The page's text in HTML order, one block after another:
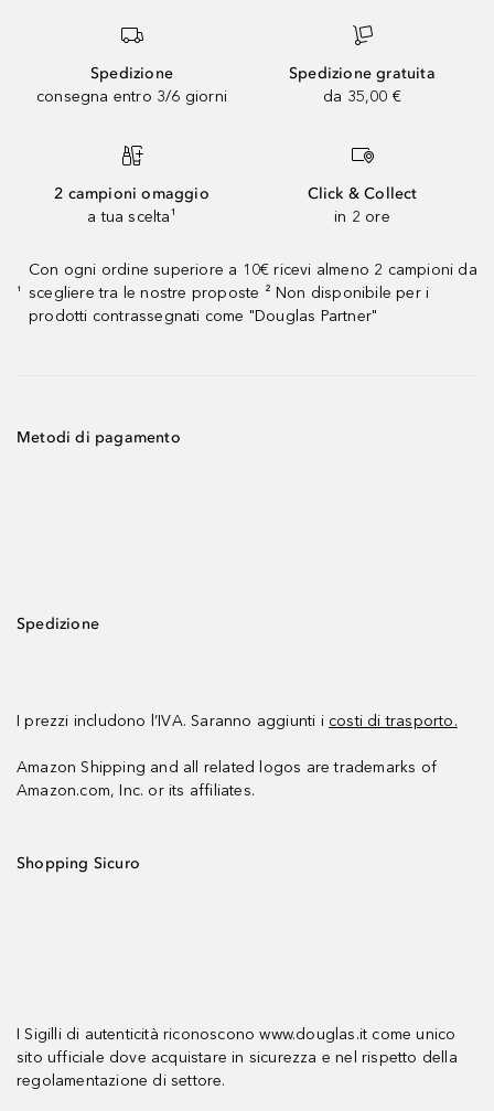
Spedizione
consegna entro 3/6 giorni
Spedizione gratuita
da 35,00 €
2 campioni omaggio
a tua scelta¹
Click & Collect
in 2 ore
¹
Con ogni ordine superiore a 10€ ricevi almeno 2 campioni da
scegliere tra le nostre proposte ² Non disponibile per i
prodotti contrassegnati come "Douglas Partner"
Metodi di pagamento
Spedizione
I prezzi includono l’IVA. Saranno aggiunti i costi di trasporto.
Amazon Shipping and all related logos are trademarks of
Amazon.com, Inc. or its affiliates.
Shopping Sicuro
I Sigilli di autenticità riconoscono www.douglas.it come unico
sito ufficiale dove acquistare in sicurezza e nel rispetto della
regolamentazione di settore.